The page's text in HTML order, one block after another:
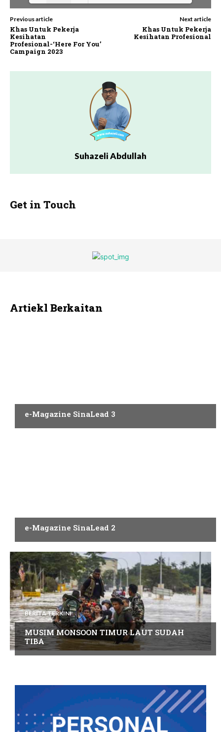
Previous article
Khas Untuk Pekerja
Kesihatan
Profesional-‘Here For You’
Campaign 2023
Next article
Khas Untuk Pekerja
Kesihatan Profesional
Suhazeli Abdullah
Get in Touch
Artiekl Berkaitan
e-Magazine SinaLead 3
e-Magazine SinaLead 2
BERITA TERKINI
MUSIM MONSOON TIMUR LAUT SUDAH
TIBA